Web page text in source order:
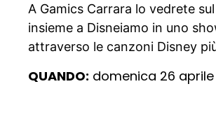
A Gamics Carrara lo vedrete
insieme a Disneiamo in uno
attraverso le canzoni Disney
QUANDO: domenica 26 aprile